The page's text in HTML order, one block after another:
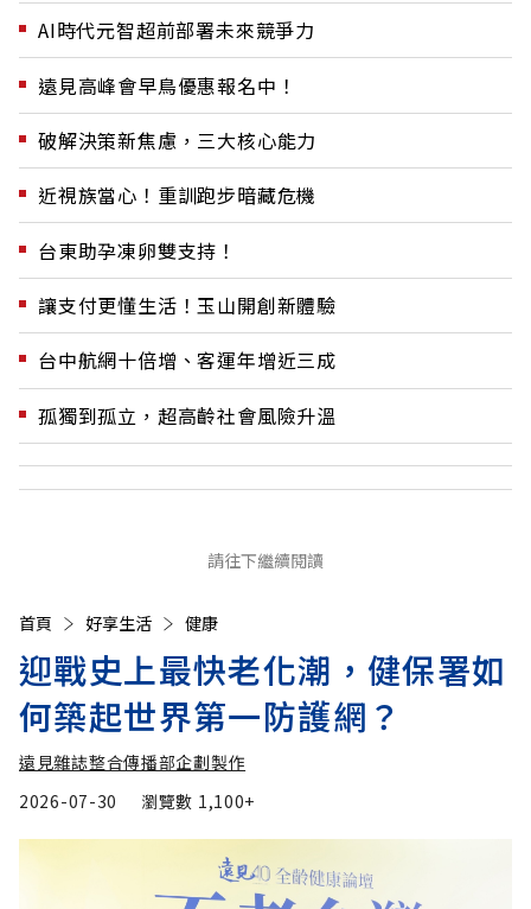
AI時代元智超前部署未來競爭力
遠見高峰會早鳥優惠報名中！
破解決策新焦慮，三大核心能力
近視族當心！重訓跑步暗藏危機
台東助孕凍卵雙支持！
讓支付更懂生活！玉山開創新體驗
台中航網十倍增、客運年增近三成
孤獨到孤立，超高齡社會風險升溫
請往下繼續閱讀
首頁 好享生活 健康
迎戰史上最快老化潮，健保署如
何築起世界第一防護網？
遠見雜誌整合傳播部企劃製作
2026-07-30
瀏覽數 1,100+